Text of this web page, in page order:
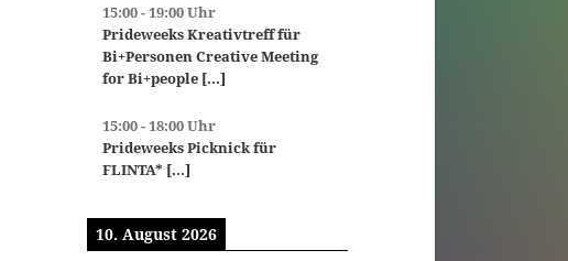
15:00-19:00Uhr
Prideweeks Kreativtreff für
Bi+Personen Creative Meeting
for Bi+people [...]
15:00-18:00Uhr
Prideweeks Picknick für
FLINTA* [...]
10. August 2026